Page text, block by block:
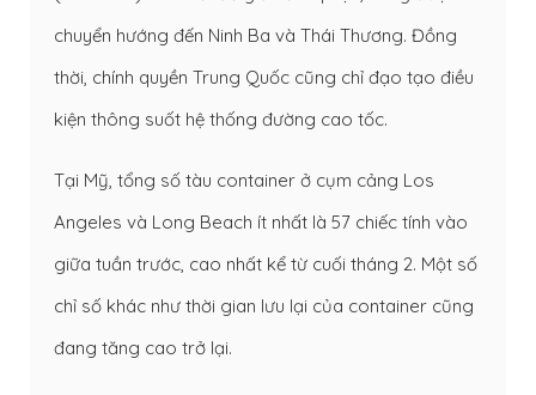
chuyển hướng đến Ninh Ba và Thái Thương. Đồng
thời, chính quyền Trung Quốc cũng chỉ đạo tạo điều
kiện thông suốt hệ thống đường cao tốc.
Tại Mỹ, tổng số tàu container ở cụm cảng Los
Angeles và Long Beach ít nhất là 57 chiếc tính vào
giữa tuần trước, cao nhất kể từ cuối tháng 2. Một số
chỉ số khác như thời gian lưu lại của container cũng
đang tăng cao trở lại.